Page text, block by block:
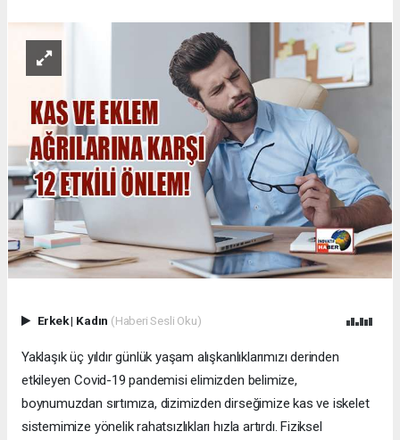
Erkek| Kadın (Haberi Sesli Oku)
Yaklaşık üç yıldır günlük yaşam alışkanlıklarımızı derinden
etkileyen Covid-19 pandemisi elimizden belimize,
boynumuzdan sırtımıza, dizimizden dirseğimize kas ve iskelet
sistemimize yönelik rahatsızlıkları hızla artırdı. Fiziksel